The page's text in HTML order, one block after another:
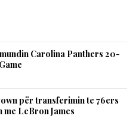
Carolina Panthers 20-
për transferimin te 76ers
me LeBron James